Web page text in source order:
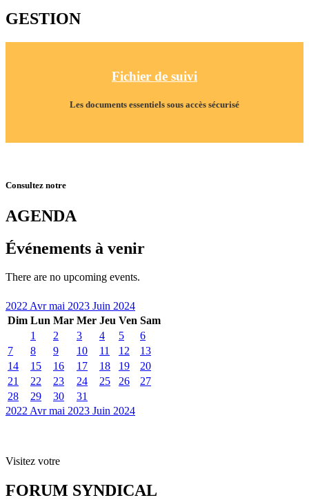
GESTION
Fichier de suivi
Les documents essentiels sous accès sécurisé
Consultez notre
AGENDA
Événements à venir
There are no upcoming events.
2022Avrmai 2023 Juin 2024
Dim Lun Mar Mer Jeu Ven Sam
1
2 3 4 5
6
7
8 9 10 11 12
13
14
15 16 17 18 19
20
21
22 23 24 25 26
27
28
29 30
31
2022Avrmai 2023 Juin 2024
Visitez votre
FORUM SYNDICAL